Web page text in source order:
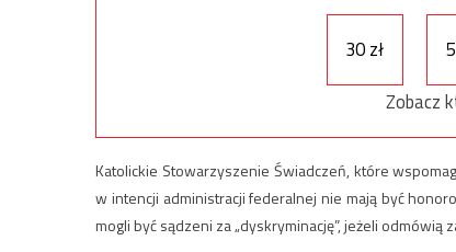
30 zł
Zobacz
Katolickie Stowarzyszenie Świadczeń, które
w intencji administracji federalnej nie mają być
mogli być sądzeni za „dyskryminację”, jeżeli odmówią